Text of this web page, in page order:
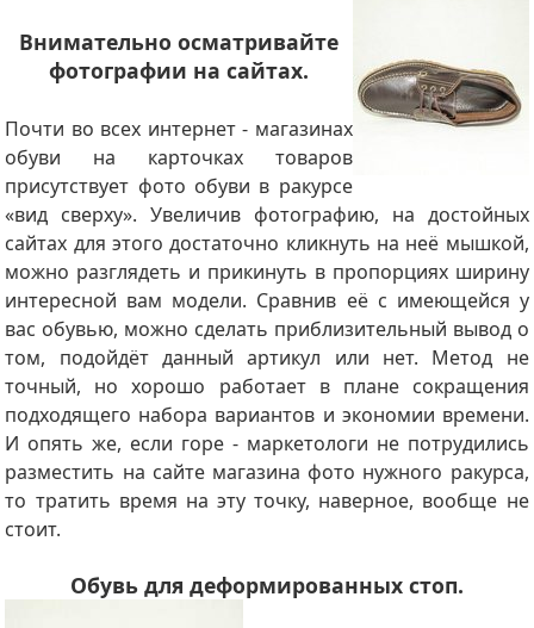
Внимательно осматривайте
фотографии на сайтах.
Почти во всех интернет - магазинах
обуви на карточках товаров
присутствует фото обуви в ракурсе
«вид сверху». Увеличив фотографию, на достойных
сайтах для этого достаточно кликнуть на неё мышкой,
можно разглядеть и прикинуть в пропорциях ширину
интересной вам модели. Сравнив её с имеющейся у
вас обувью, можно сделать приблизительный вывод о
том, подойдёт данный артикул или нет. Метод не
точный, но хорошо работает в плане сокращения
подходящего набора вариантов и экономии времени.
И опять же, если горе - маркетологи не потрудились
разместить на сайте магазина фото нужного ракурса,
то тратить время на эту точку, наверное, вообще не
стоит.
Обувь для деформированных стоп.